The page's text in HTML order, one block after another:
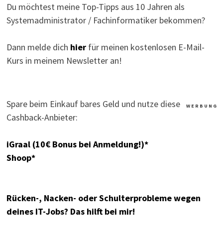
Du möchtest meine Top-Tipps aus 10 Jahren als
Systemadministrator / Fachinformatiker bekommen?
Dann melde dich hierfür meinen kostenlosen E-Mail-
Kurs in meinem Newsletter an!
W E R B U N G
Spare beim Einkauf bares Geld und nutze diese
Cashback-Anbieter:
iGraal (10€ Bonus bei Anmeldung!)*
Shoop*
Rücken-, Nacken- oder Schulterprobleme wegen
deines IT-Jobs? Das hilft bei mir!